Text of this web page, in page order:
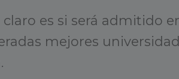
es si será admitido
mejores